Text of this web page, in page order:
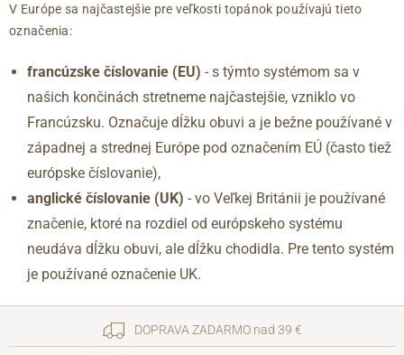
38
38.5
39
42.5
43
44
45
46
47
5
6
9
9.5
10
11
12
12.5
240
265
270
280
285
290
300
V Európe sa najčastejšie pre veľkosti topánok používajú tieto
označenia:
francúzske číslovanie (EU) - s týmto systémom sa v
našich končinách stretneme najčastejšie, vzniklo vo
Francúzsku. Označuje dĺžku obuvi a je bežne používané v
západnej a strednej Európe pod označením EÚ (často tiež
európske číslovanie),
anglické číslovanie (UK) - vo Veľkej Británii je používané
značenie, ktoré na rozdiel od európskeho systému
neudáva dĺžku obuvi, ale dĺžku chodidla. Pre tento systém
je používané označenie UK.
DOPRAVA ZADARMO nad 39 €